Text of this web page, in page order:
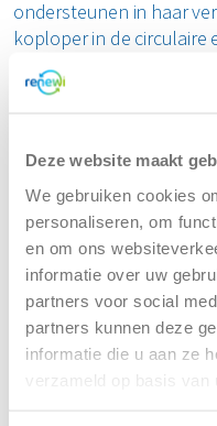
Deze website maakt
We gebruiken cookies
personaliseren, om
en om ons
informatie over uw
partners voor social
partners kunnen deze
informatie die u aan ze
verzameld op basis
ondersteunen in haar
koploper in de circulaire
Lincoln Webb,
werken met Renewi, een
afvalsector. We kijken
ondersteunen bij de
transformatietraject en
bij te dragen aan een
Annemieke den Otter,
Renewi, vult trots aan:
samenwerking met het